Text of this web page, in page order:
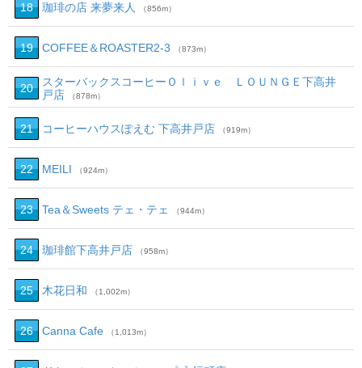
18 珈琲の店 来夢来人 （856m）
19 COFFEE＆ROASTER2‐3 （873m）
20
スターバックスコーヒーＯｌｉｖｅ ＬＯＵＮＧＥ下高井
戸店
（878m）
21 コーヒーハウスぽえむ 下高井戸店 （919m）
22 MEILI （924m）
23 Tea＆Sweets テェ・テェ （944m）
24 珈琲館下高井戸店 （958m）
25 木花日和 （1,002m）
26 Canna Cafe （1,013m）